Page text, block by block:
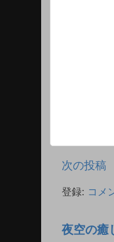
次の投稿
登録: コメ
夜空の癒